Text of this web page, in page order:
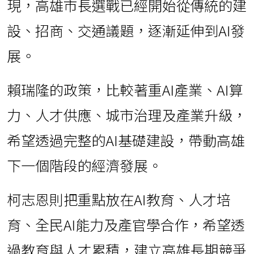
現，高雄市長選戰已經開始從傳統的建
設、招商、交通議題，逐漸延伸到AI發
展。
賴瑞隆的政策，比較著重AI產業、AI算
力、人才供應、城市治理及產業升級，
希望透過完整的AI基礎建設，帶動高雄
下一個階段的經濟發展。
柯志恩則把重點放在AI教育、人才培
育、全民AI能力及產官學合作，希望透
過教育與人才累積，建立高雄長期競爭